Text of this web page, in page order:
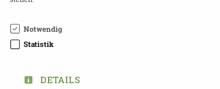
Kosten
Anmeldung
Frau Sandy Kühne
Tel.: 0371-431500
Notwendig
Statistik
DETAILS